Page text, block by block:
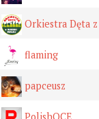
Orkiestra Dęta
flaming
papceusz